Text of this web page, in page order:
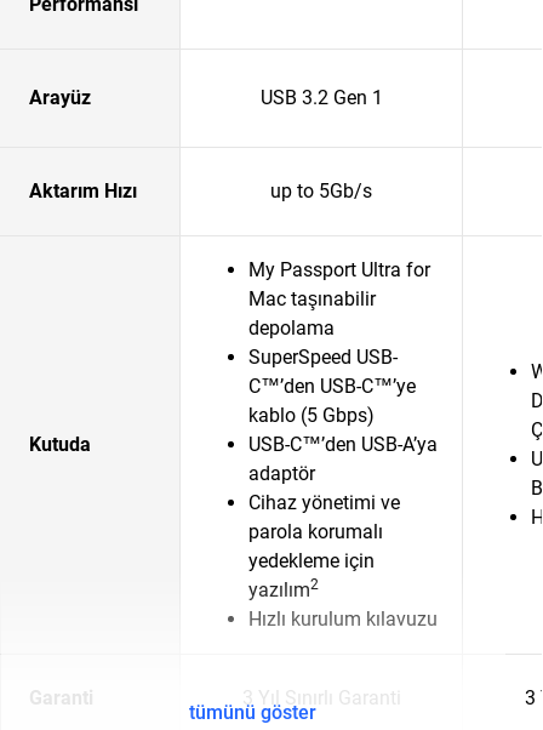
Arayüz USB 3.2 Gen 1
Aktarım Hızı up to 5Gb/s
Kutuda
My Passport Ultra for
Mac taşınabilir
depolama
SuperSpeed USB-
C™’den USB-C™’ye
kablo (5 Gbps)
USB-C™’den USB-A’ya
adaptör
Cihaz yönetimi ve
parola korumalı
yedekleme için
yazılım2
Hızlı kurulum kılavuzu
Garanti 3 Yıl Sınırlı Garanti 3
tümünü göster